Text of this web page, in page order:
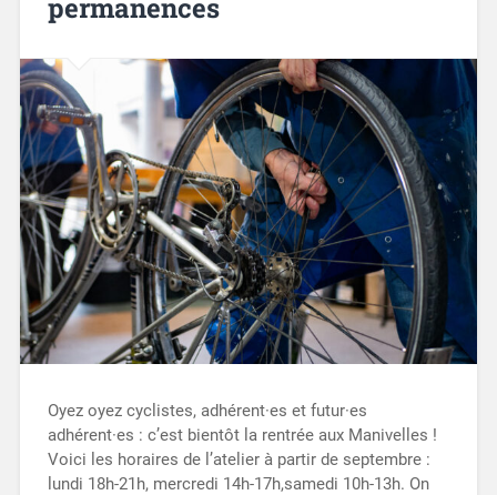
permanences
Oyez oyez cyclistes, adhérent·es et futur·es
adhérent·es : c’est bientôt la rentrée aux Manivelles !
Voici les horaires de l’atelier à partir de septembre :
lundi 18h-21h, mercredi 14h-17h,samedi 10h-13h. On